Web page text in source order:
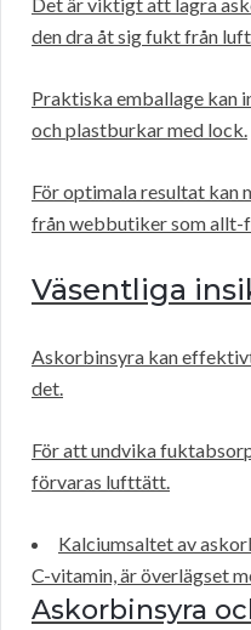
den dra åt sig fukt från
Praktiska emballage kan
och plastburkar med lock.
För optimala resultat kan
från webbutiker som
Väsentliga
Askorbinsyra kan
det.
För att undvika
förvaras lufttätt.
Kalciumsaltet av
C-vitamin, är överlägset
Askorbinsyra